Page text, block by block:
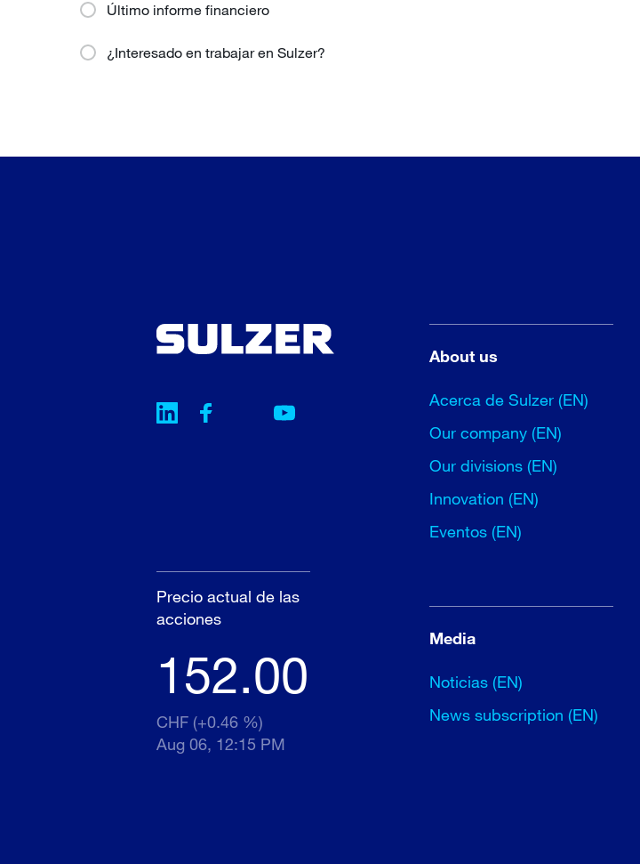
Último informe financiero
¿Interesado en trabajar en Sulzer?
Precio actual de las
acciones
152.00
CHF (+0.46 %)
Aug 06, 12:15 PM
About us
Acerca de Sulzer (EN)
Our company (EN)
Our divisions (EN)
Innovation (EN)
Eventos (EN)
Media
Noticias (EN)
News subscription (EN)